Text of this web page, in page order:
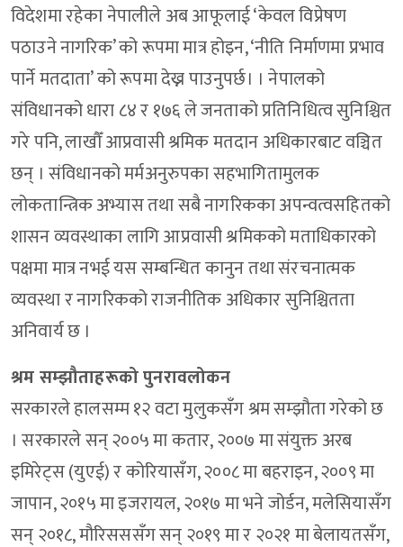
विदेशमा रहेका नेपालीले अब आफूलाई ‘केवल विप्रेषण
पठाउने नागरिक’ को रूपमा मात्र होइन, ‘नीति निर्माणमा प्रभाव
पार्ने मतदाता’ को रूपमा देख्न पाउनुपर्छ। । नेपालको
संविधानको धारा ८४ र १७६ ले जनताको प्रतिनिधित्व सुनिश्चित
गरे पनि, लाखौँ आप्रवासी श्रमिक मतदान अधिकारबाट वञ्चित
छन् । संविधानको मर्मअनुरुपका सहभागितामुलक
लोकतान्त्रिक अभ्यास तथा सबै नागरिकका अपन्वत्वसहितको
शासन व्यवस्थाका लागि आप्रवासी श्रमिकको मताधिकारको
पक्षमा मात्र नभई यस सम्बन्धित कानुन तथा संरचनात्मक
व्यवस्था र नागरिकको राजनीतिक अधिकार सुनिश्चितता
अनिवार्य छ ।
श्रम सम्झौताहरूको पुनरावलोकन
सरकारले हालसम्म १२ वटा मुलुकसँग श्रम सम्झौता गरेको छ
। सरकारले सन् २००५ मा कतार, २००७ मा संयुक्त अरब
इमिरेट्स (युएई) र कोरियासँग, २००८ मा बहराइन, २००९ मा
जापान, २०१५ मा इजरायल, २०१७ मा भने जोर्डन, मलेसियासँग
सन् २०१८, मौरिसससँग सन् २०१९ मा र २०२१ मा बेलायतसँग,